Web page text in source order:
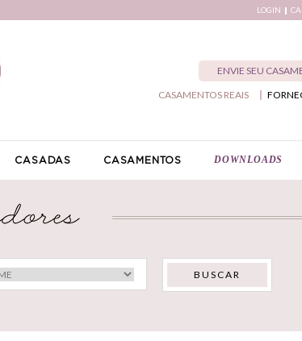
LOGIN
ENVIE SEU
CASAMENTOS REAIS
CASADAS CASAMENTOS DOWNLOADS